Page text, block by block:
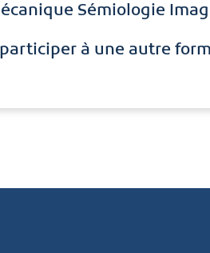
Sémiologie
à une autre